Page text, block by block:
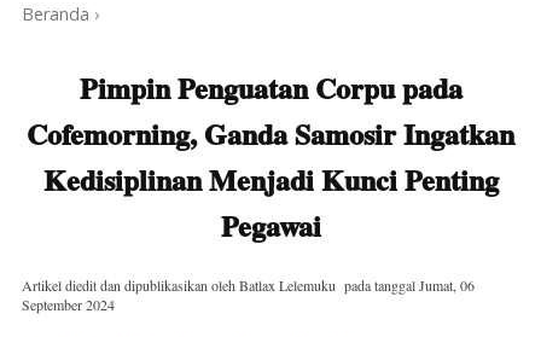
Beranda ›
Pimpin Penguatan Corpu pada
Cofemorning, Ganda Samosir Ingatkan
Kedisiplinan Menjadi Kunci Penting
Pegawai
Artikel diedit dan dipublikasikan oleh Batlax Lelemuku pada tanggalJumat, 06
September 2024